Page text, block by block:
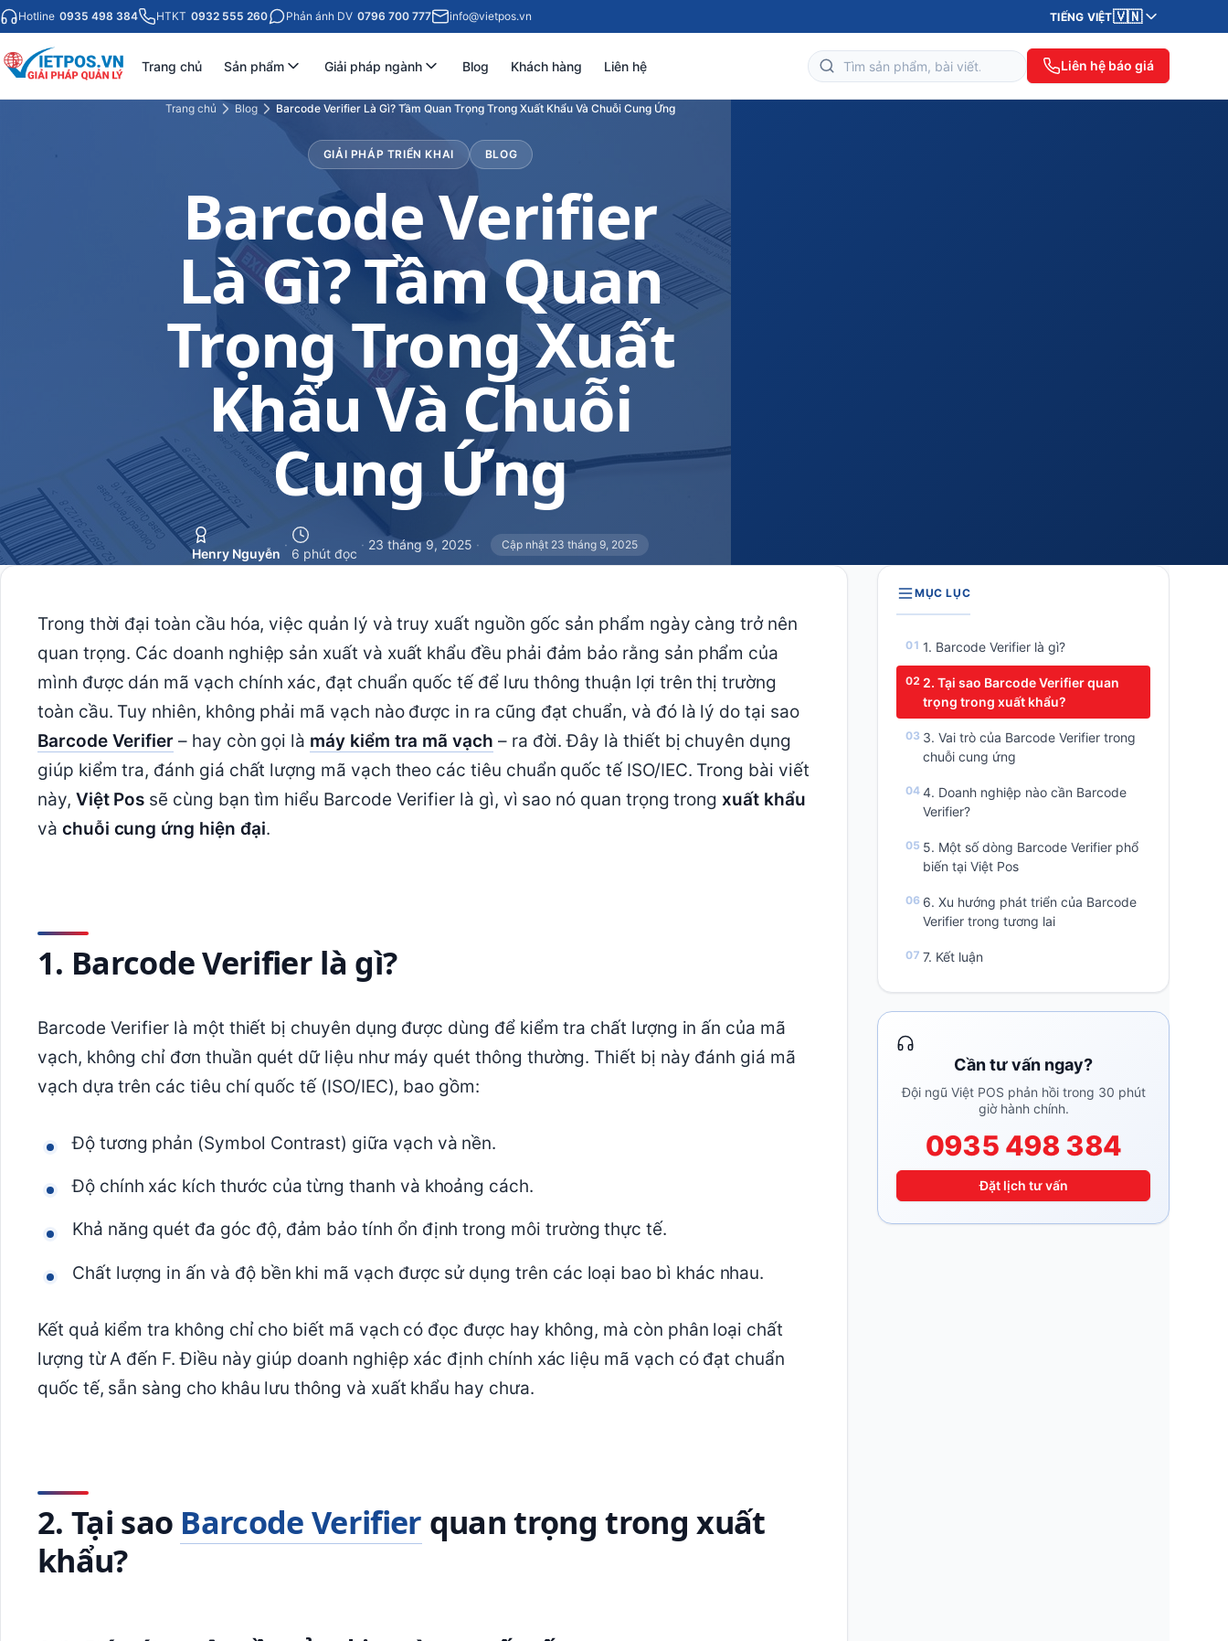
Hotline 0935 498 384 HTKT 0932 555 260 Phản ánh DV 0796 700 777 info@vietpos.vn TIẾNG VIỆT🇻🇳
Trang chủ Sản phẩm Giải pháp ngành Blog Khách hàng Liên hệ Liên hệ báo giá
Trang chủ Blog Barcode Verifier Là Gì? Tầm Quan Trọng Trong Xuất Khẩu Và Chuỗi Cung Ứng
GIẢI PHÁP TRIỂN KHAI BLOG
Barcode Verifier
Là Gì? Tầm Quan
Trọng Trong Xuất
Khẩu Và Chuỗi
Cung Ứng
Henry Nguyễn
·
6 phút đọc
· 23 tháng 9, 2025 · Cập nhật 23 tháng 9, 2025
Trong thời đại toàn cầu hóa, việc quản lý và truy xuất nguồn gốc sản phẩm ngày càng trở nên
quan trọng. Các doanh nghiệp sản xuất và xuất khẩu đều phải đảm bảo rằng sản phẩm của
mình được dán mã vạch chính xác, đạt chuẩn quốc tế để lưu thông thuận lợi trên thị trường
toàn cầu. Tuy nhiên, không phải mã vạch nào được in ra cũng đạt chuẩn, và đó là lý do tại sao
Barcode Verifier – hay còn gọi là máy kiểm tra mã vạch – ra đời. Đây là thiết bị chuyên dụng
giúp kiểm tra, đánh giá chất lượng mã vạch theo các tiêu chuẩn quốc tế ISO/IEC. Trong bài viết
này, Việt Pos sẽ cùng bạn tìm hiểu Barcode Verifier là gì, vì sao nó quan trọng trongxuất khẩu
và chuỗi cung ứng hiện đại.
1. Barcode Verifier là gì?
Barcode Verifier là một thiết bị chuyên dụng được dùng để kiểm tra chất lượng in ấn của mã
vạch, không chỉ đơn thuần quét dữ liệu như máy quét thông thường. Thiết bị này đánh giá mã
vạch dựa trên các tiêu chí quốc tế (ISO/IEC), bao gồm:
Độ tương phản (Symbol Contrast) giữa vạch và nền.
Độ chính xác kích thước của từng thanh và khoảng cách.
Khả năng quét đa góc độ, đảm bảo tính ổn định trong môi trường thực tế.
Chất lượng in ấn và độ bền khi mã vạch được sử dụng trên các loại bao bì khác nhau.
Kết quả kiểm tra không chỉ cho biết mã vạch có đọc được hay không, mà còn phân loại chất
lượng từ A đến F. Điều này giúp doanh nghiệp xác định chính xác liệu mã vạch có đạt chuẩn
quốc tế, sẵn sàng cho khâu lưu thông và xuất khẩu hay chưa.
2. Tại sao Barcode Verifier quan trọng trong xuất
khẩu?
MỤC LỤC
1. Barcode Verifier là gì?
2. Tại sao Barcode Verifier quan
trọng trong xuất khẩu?
3. Vai trò của Barcode Verifier trong
chuỗi cung ứng
4. Doanh nghiệp nào cần Barcode
Verifier?
5. Một số dòng Barcode Verifier phổ
biến tại Việt Pos
6. Xu hướng phát triển của Barcode
Verifier trong tương lai
7. Kết luận
Cần tư vấn ngay?
Đội ngũ Việt POS phản hồi trong 30 phút
giờ hành chính.
0935 498 384
Đặt lịch tư vấn